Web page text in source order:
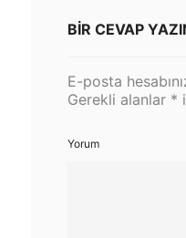
BIR CEVAP
E-posta
Gerekli alanlar *
Yorum